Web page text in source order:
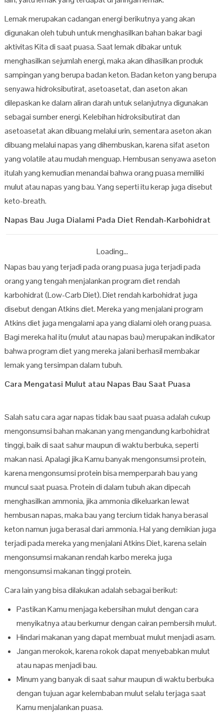
Lemak merupakan cadangan energi berikutnya yang akan
digunakan oleh tubuh untuk menghasilkan bahan bakar bagi
aktivitas Kita di saat puasa. Saat lemak dibakar untuk
menghasilkan sejumlah energi, maka akan dihasilkan produk
sampingan yang berupa badan keton. Badan keton yang berupa
senyawa hidroksibutirat, asetoasetat, dan aseton akan
dilepaskan ke dalam aliran darah untuk selanjutnya digunakan
sebagai sumber energi. Kelebihan hidroksibutirat dan
asetoasetat akan dibuang melalui urin, sementara aseton akan
dibuang melalui napas yang dihembuskan, karena sifat aseton
yang volatile atau mudah menguap. Hembusan senyawa aseton
itulah yang kemudian menandai bahwa orang puasa memiliki
mulut atau napas yang bau. Yang seperti itu kerap juga disebut
keto-breath.
Napas Bau Juga Dialami Pada Diet Rendah-Karbohidrat
Loading...
Napas bau yang terjadi pada orang puasa juga terjadi pada
orang yang tengah menjalankan program diet rendah
karbohidrat (Low-Carb Diet). Diet rendah karbohidrat juga
disebut dengan Atkins diet. Mereka yang menjalani program
Atkins diet juga mengalami apa yang dialami oleh orang puasa.
Bagi mereka hal itu (mulut atau napas bau) merupakan indikator
bahwa program diet yang mereka jalani berhasil membakar
lemak yang tersimpan dalam tubuh.
Cara Mengatasi Mulut atau Napas Bau Saat Puasa
Salah satu cara agar napas tidak bau saat puasa adalah cukup
mengonsumsi bahan makanan yang mengandung karbohidrat
tinggi, baik di saat sahur maupun di waktu berbuka, seperti
makan nasi. Apalagi jika Kamu banyak mengonsumsi protein,
karena mengonsumsi protein bisa memperparah bau yang
muncul saat puasa. Protein di dalam tubuh akan dipecah
menghasilkan ammonia, jika ammonia dikeluarkan lewat
hembusan napas, maka bau yang tercium tidak hanya berasal
keton namun juga berasal dari ammonia. Hal yang demikian juga
terjadi pada mereka yang menjalani Atkins Diet, karena selain
mengonsumsi makanan rendah karbo mereka juga
mengonsumsi makanan tinggi protein.
Cara lain yang bisa dilakukan adalah sebagai berikut:
Pastikan Kamu menjaga kebersihan mulut dengan cara
menyikatnya atau berkumur dengan cairan pembersih mulut.
Hindari makanan yang dapat membuat mulut menjadi asam.
Jangan merokok, karena rokok dapat menyebabkan mulut
atau napas menjadi bau.
Minum yang banyak di saat sahur maupun di waktu berbuka
dengan tujuan agar kelembaban mulut selalu terjaga saat
Kamu menjalankan puasa.